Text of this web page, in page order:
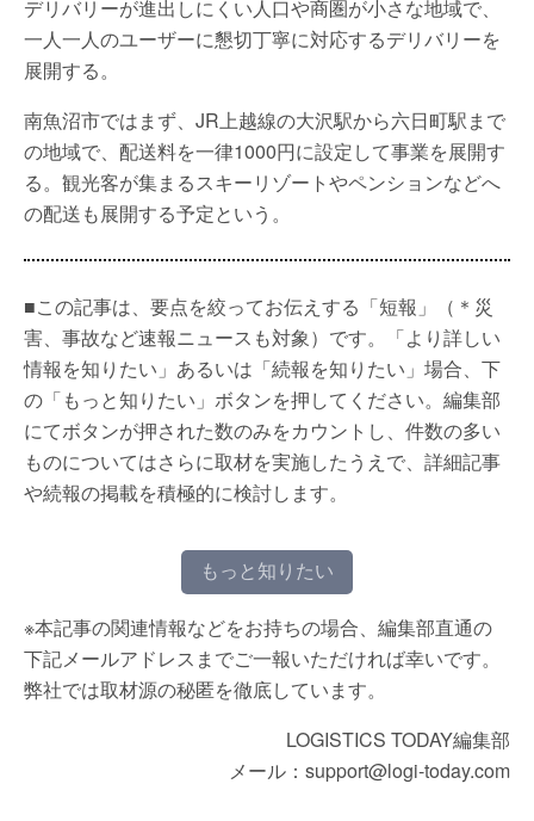
デリバリーが進出しにくい人口や商圏が小さな地域で、
一人一人のユーザーに懇切丁寧に対応するデリバリーを
展開する。
南魚沼市ではまず、JR上越線の大沢駅から六日町駅まで
の地域で、配送料を一律1000円に設定して事業を展開す
る。観光客が集まるスキーリゾートやペンションなどへ
の配送も展開する予定という。
■この記事は、要点を絞ってお伝えする「短報」（＊災
害、事故など速報ニュースも対象）です。「より詳しい
情報を知りたい」あるいは「続報を知りたい」場合、下
の「もっと知りたい」ボタンを押してください。編集部
にてボタンが押された数のみをカウントし、件数の多い
ものについてはさらに取材を実施したうえで、詳細記事
や続報の掲載を積極的に検討します。
もっと知りたい
※本記事の関連情報などをお持ちの場合、編集部直通の
下記メールアドレスまでご一報いただければ幸いです。
弊社では取材源の秘匿を徹底しています。
LOGISTICS TODAY編集部
メール：support@logi-today.com